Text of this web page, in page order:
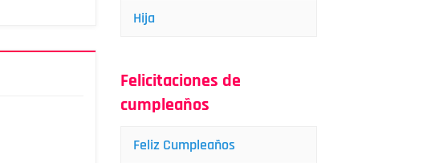
Hija
Felicitaciones de
cumpleaños
Feliz Cumpleaños